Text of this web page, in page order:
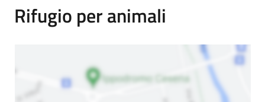
Rifugio per animali